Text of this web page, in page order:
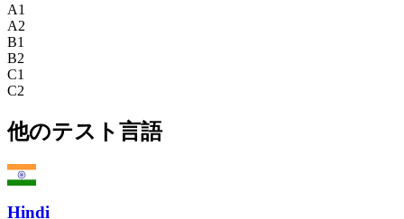
A1
A2
B1
B2
C1
C2
他のテスト言語
Hindi